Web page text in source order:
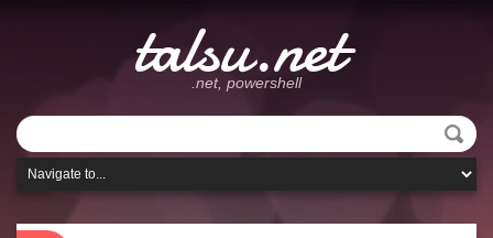
talsu.net
.net, powershell